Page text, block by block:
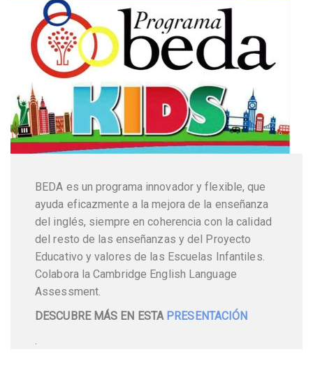
BEDA es un programa innovador y flexible, que
ayuda eficazmente a la mejora de la enseñanza
del inglés, siempre en coherencia con la calidad
del resto de las enseñanzas y del Proyecto
Educativo y valores de las Escuelas Infantiles.
Colabora la Cambridge English Language
Assessment.
DESCUBRE MÁS EN ESTA PRESENTACIÓN
.